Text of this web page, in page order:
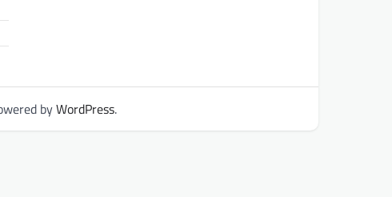
byWordPress.